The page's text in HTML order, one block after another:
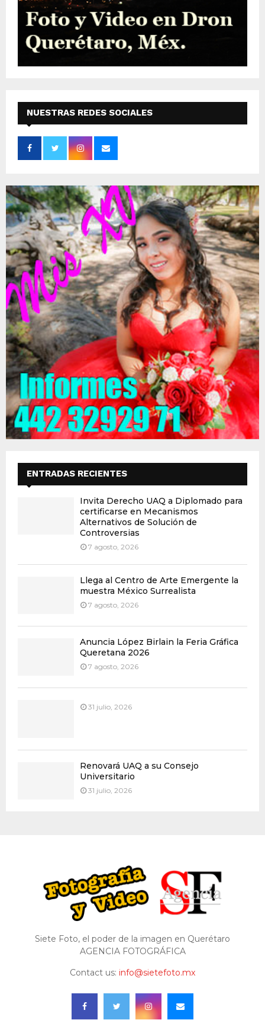
NUESTRAS REDES SOCIALES
ENTRADAS RECIENTES
Invita Derecho UAQ a Diplomado para
certificarse en Mecanismos
Alternativos de Solución de
Controversias
7 agosto, 2026
Llega al Centro de Arte Emergente la
muestra México Surrealista
7 agosto, 2026
Anuncia López Birlain la Feria Gráfica
Queretana 2026
7 agosto, 2026
31 julio, 2026
Renovará UAQ a su Consejo
Universitario
31 julio, 2026
Siete Foto, el poder de la imagen en Querétaro
AGENCIA FOTOGRÁFICA
Contact us: info@sietefoto.mx